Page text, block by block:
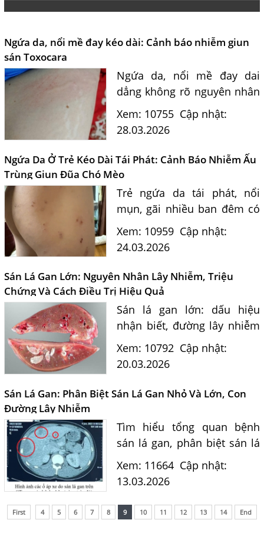
Ngứa da, nổi mề đay kéo dài: Cảnh báo nhiễm giun
sán Toxocara
Ngứa da, nổi mề đay dai
dẳng không rõ nguyên nhân
có thể do ấu trùng giun sán
Toxocara. Tư vấn chuyên
trị hiệu quả.
Xem: 10755 Cập nhật:
28.03.2026
Ngứa Da Ở Trẻ Kéo Dài Tái Phát: Cảnh Báo Nhiễm Ấu
Trùng Giun Đũa Chó Mèo
Trẻ ngứa da tái phát, nổi
mụn, gãi nhiều ban đêm có
thể do ấu trùng giun sán
Toxocara. Bác sĩ tư vấn
đũa chó mèo, cách điều trị
và...
Xem: 10959 Cập nhật:
24.03.2026
Sán Lá Gan Lớn: Nguyên Nhân Lây Nhiễm, Triệu
Chứng Và Cách Điều Trị Hiệu Quả
Sán lá gan lớn: dấu hiệu
nhận biết, đường lây nhiễm
và cách điều trị an toàn từ
chuyên gia ký sinh trùng.
Xem: 10792 Cập nhật:
20.03.2026
Sán Lá Gan: Phân Biệt Sán Lá Gan Nhỏ Và Lớn, Con
Đường Lây Nhiễm
Tìm hiểu tổng quan bệnh
sán lá gan, phân biệt sán lá
gan nhỏ và sán lá gan lớn,
triệu chứng và con đường
Tư vấn từ Tiến sĩ Bác...
Xem: 11664 Cập nhật:
13.03.2026
First 4 5 6 7 8 9 10 11 12 13 14 End
Một Số Điều Cần Biết Về Ký Sinh Trùng Demodex Trên Da
Người
Nguyên Nhân Và Tác Hại Của Bệnh Giun Chỉ Bạch Huyết
Chẩn Đoán Và Điều Trị Bệnh Echinococcus
Những Điều Cần Biết Về Giun Hình Ống
Chẩn Đoán Và Điều Trị Bệnh Amip Ở Não
Bệnh Sán Chó Dấu Hiệu Nhận Biết Và Thời Gian Trị Bệnh
Sán Chó
Trị Bệnh Sán Chó Có Khỏi Bệnh Ngứa Da Không?
TRIỆU CHỨNG GIUN SÁN CHÓ MÈO
Khi Trẻ Bị Dị Ứng Da Cần Làm Xét Nghiệm Gì Tìm Nguyên
Nhân Dị Ứng Da